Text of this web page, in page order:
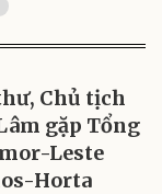
Chủ tịch
gặp Tổng
Leste
Horta